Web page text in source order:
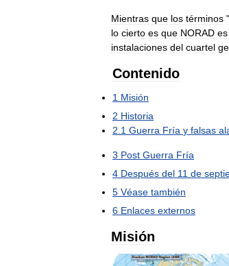
Mientras que los términos "
lo cierto es que NORAD es
instalaciones del cuartel
Contenido
1 Misión
2 Historia
2 1 Guerra Fría y falsas
3 Post Guerra Fría
4 Después del 11 de
5 Véase también
6 Enlaces externos
Misión